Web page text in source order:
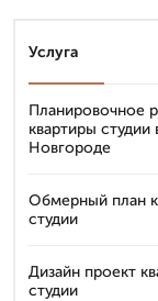
Услуга
Планировочное
квартиры
Новгороде
Обмерный план
студии
Дизайн проект
студии